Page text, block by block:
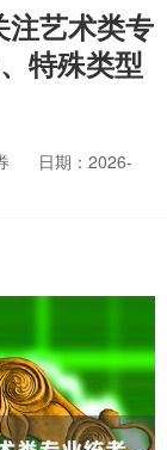
注艺术类专
特殊类型
日期：2026-